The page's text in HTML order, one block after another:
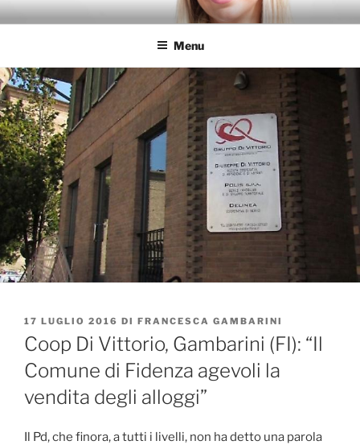
Salta
al
FRANCESCA GAMBARINI
Menu
PUBBLICATO
IL
17 LUGLIO 2016 DI FRANCESCA GAMBARINI
Coop Di Vittorio, Gambarini (FI): “Il
Comune di Fidenza agevoli la
vendita degli alloggi”
Il Pd, che finora, a tutti i livelli, non ha detto una parola